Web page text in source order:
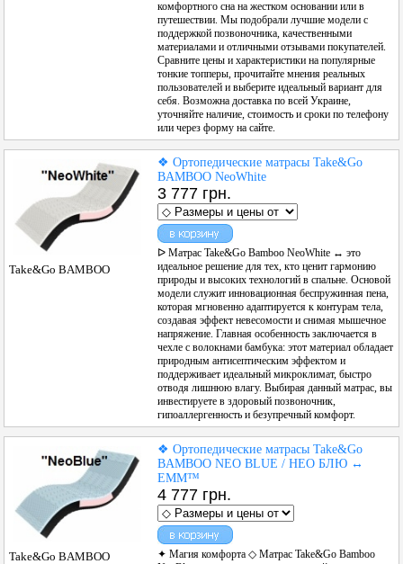
ідеальну підтримку для хребта. Старий продавлений диван,
занадто жорсткий матрац або нерівні стики м'яких меблів часто
стають причиною хронічної втоми та болю в спині.
❱❱❱ Вирішити цю проблему без значних фінансових витрат на
купівлю нового ліжка допомагають інноваційні тонкі матраци —
топери Take&Go Bamboo від провідного українського виробника
«Катеринославські Меблеві Майстерні» (ЕММ). Ці мобільні та
функціональні вироби створені для того, щоб миттєво
перетворити будь-яку поверхню на анатомічну зону для здорового
сну.
☑️ Головна унікальність колекції Take&Go Bamboo полягає в
інтеграції передових технологій та екологічно чистих матеріалів
природного походження.
♦ Родзинкою серії є
ексклюзивний Aero чохол, до
складу якого входять
Цей матеріал відомий своїми
унікальними
властивостями. Тканина з
комфортного сна на жестком основании или в
путешествии. Мы подобрали лучшие модели с
поддержкой позвоночника, качественными
материалами и отличными отзывами покупателей.
Сравните цены и характеристики на популярные
тонкие топперы, прочитайте мнения реальных
пользователей и выберите идеальный вариант для
себя. Возможна доставка по всей Украине,
уточняйте наличие, стоимость и сроки по телефону
или через форму на сайте.
Take&Go BAMBOO
❖ Ортопедические матрасы Take&Go
BAMBOO NeoWhite
3 777 грн.
ᐅ Матрас Take&Go Bamboo NeoWhite ↔ это
идеальное решение для тех, кто ценит гармонию
природы и высоких технологий в спальне. Основой
модели служит инновационная беспружинная пена,
которая мгновенно адаптируется к контурам тела,
создавая эффект невесомости и снимая мышечное
напряжение. Главная особенность заключается в
чехле с волокнами бамбука: этот материал обладает
природным антисептическим эффектом и
поддерживает идеальный микроклимат, быстро
отводя лишнюю влагу. Выбирая данный матрас, вы
инвестируете в здоровый позвоночник,
гипоаллергенность и безупречный комфорт.
Take&Go BAMBOO
❖ Ортопедические матрасы Take&Go
BAMBOO NEO BLUE / НЕО БЛЮ ↔
EMM™
4 777 грн.
✦ Магия комфорта ◇ Матрас Take&Go Bamboo